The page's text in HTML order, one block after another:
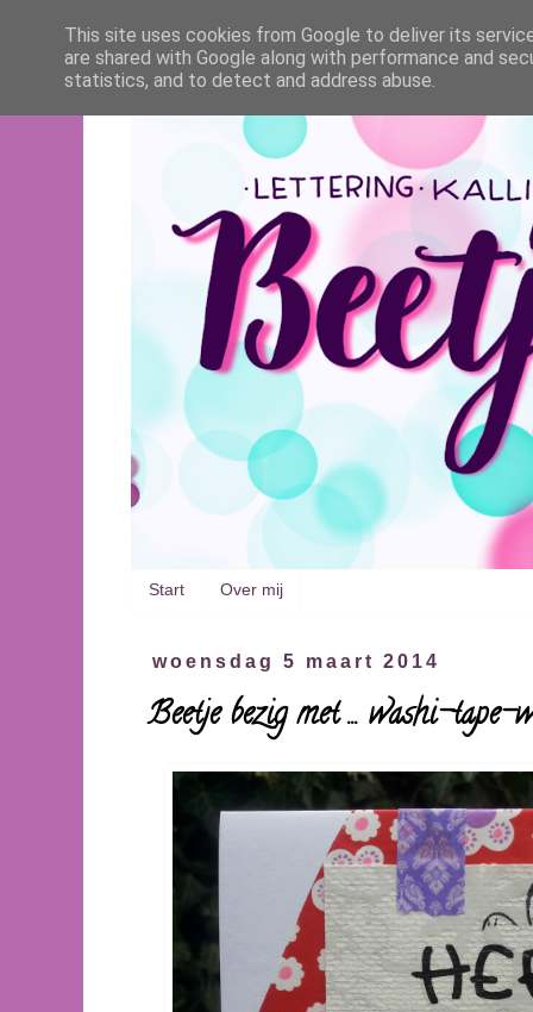
Start Over mij
woensdag 5 maart 2014
Beetje bezig met ... washi-tape-
This site uses cookies from Google to deliver its
are shared with Google along with performance and
statistics, and to detect and address abuse.